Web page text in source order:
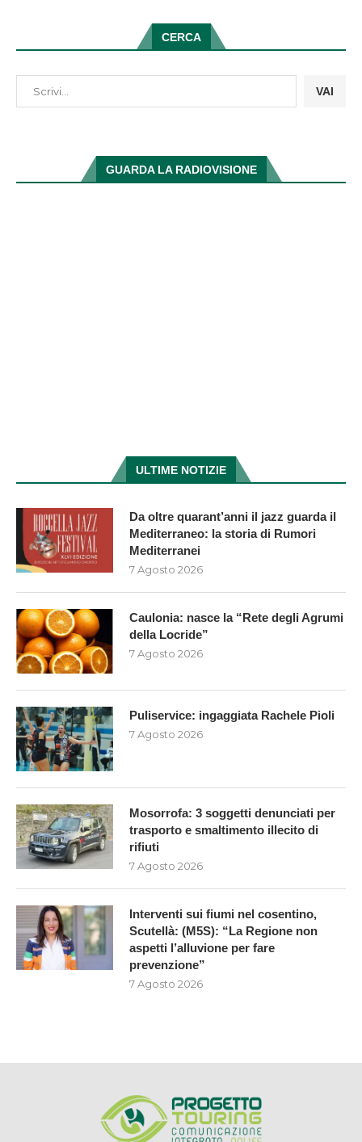
CERCA
VAI
GUARDA LA RADIOVISIONE
ULTIME NOTIZIE
Da oltre quarant’anni il jazz guarda il
Mediterraneo: la storia di Rumori
Mediterranei
7 Agosto 2026
Caulonia: nasce la “Rete degli Agrumi
della Locride”
7 Agosto 2026
Puliservice: ingaggiata Rachele Pioli
7 Agosto 2026
Mosorrofa: 3 soggetti denunciati per
trasporto e smaltimento illecito di
rifiuti
7 Agosto 2026
Interventi sui fiumi nel cosentino,
Scutellà: (M5S): “La Regione non
aspetti l’alluvione per fare
prevenzione”
7 Agosto 2026